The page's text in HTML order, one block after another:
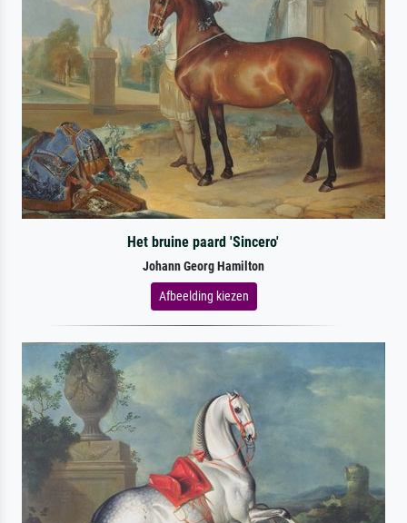
Het bruine paard 'Sincero'
Johann Georg Hamilton
Afbeelding kiezen